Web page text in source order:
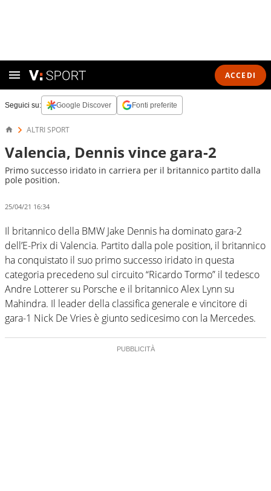
ACCEDI
Seguici su: Google Discover Fonti preferite
ALTRI SPORT
Valencia, Dennis vince gara-2
Primo successo iridato in carriera per il britannico partito dalla
pole position.
25/04/21 16:34
Il britannico della BMW Jake Dennis ha dominato gara-2
dell’E-Prix di Valencia. Partito dalla pole position, il britannico
ha conquistato il suo primo successo iridato in questa
categoria precedeno sul circuito “Ricardo Tormo” il tedesco
Andre Lotterer su Porsche e il britannico Alex Lynn su
Mahindra. Il leader della classifica generale e vincitore di
gara-1 Nick De Vries è giunto sedicesimo con la Mercedes.